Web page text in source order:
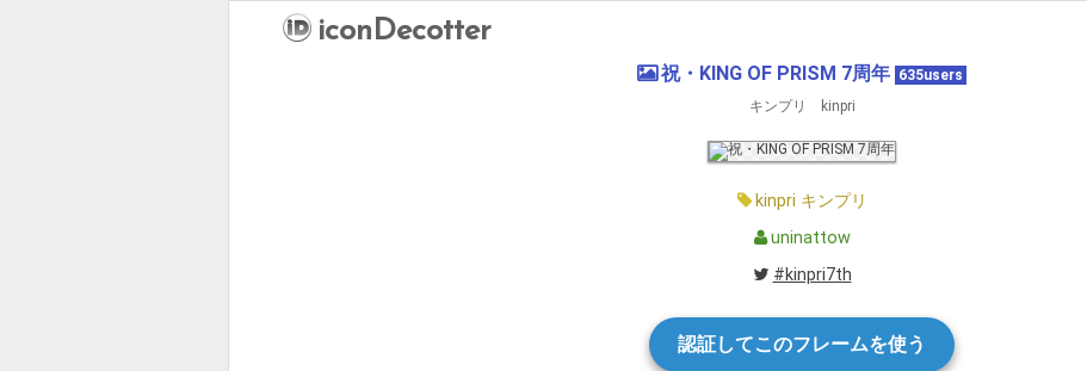
iconDecotter
祝・KING OF PRISM 7周年 635users
キンプリ kinpri
kinpri キンプリ
uninattow
#kinpri7th
認証してこのフレームを使う